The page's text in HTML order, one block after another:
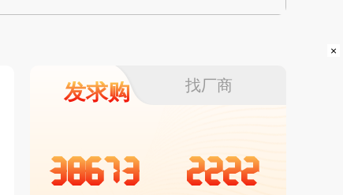
发求购 找厂商
38673 2222
×